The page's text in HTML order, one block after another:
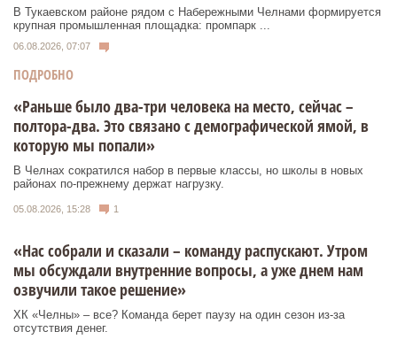
В Тукаевском районе рядом с Набережными Челнами формируется
крупная промышленная площадка: промпарк ...
06.08.2026, 07:07
ПОДРОБНО
«Раньше было два-три человека на место, сейчас –
полтора-два. Это связано с демографической ямой, в
которую мы попали»
В Челнах сократился набор в первые классы, но школы в новых
районах по-прежнему держат нагрузку.
05.08.2026, 15:28 1
«Нас собрали и сказали – команду распускают. Утром
мы обсуждали внутренние вопросы, а уже днем нам
озвучили такое решение»
ХК «Челны» – все? Команда берет паузу на один сезон из-за
отсутствия денег.